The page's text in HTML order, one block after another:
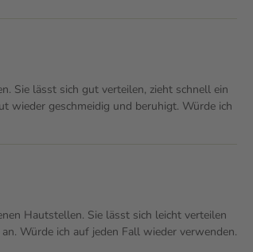
Sie lässt sich gut verteilen, zieht schnell ein
wieder geschmeidig und beruhigt. Würde ich
Hautstellen. Sie lässt sich leicht verteilen
Würde ich auf jeden Fall wieder verwenden.